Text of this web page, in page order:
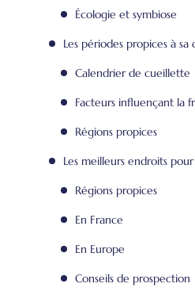
Écologie et symbiose
Les périodes propices à sa
Calendrier de cueillette
Facteurs influençant la
Régions propices
Les meilleurs endroits
Régions propices
En France
En Europe
Conseils de prospection